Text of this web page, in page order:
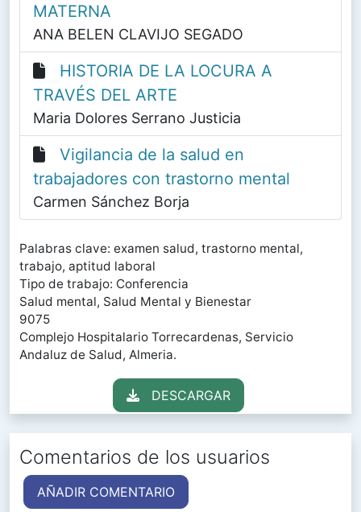
MATERNA
ANA BELEN CLAVIJO SEGADO
HISTORIA DE LA LOCURA A
TRAVÉS DEL ARTE
Maria Dolores Serrano Justicia
Vigilancia de la salud en
trabajadores con trastorno mental
Carmen Sánchez Borja
Palabras clave: examen salud, trastorno mental,
trabajo, aptitud laboral
Tipo de trabajo: Conferencia
Salud mental, Salud Mental y Bienestar
9075
Complejo Hospitalario Torrecardenas, Servicio
Andaluz de Salud, Almeria.
DESCARGAR
Comentarios de los usuarios
AÑADIR COMENTARIO